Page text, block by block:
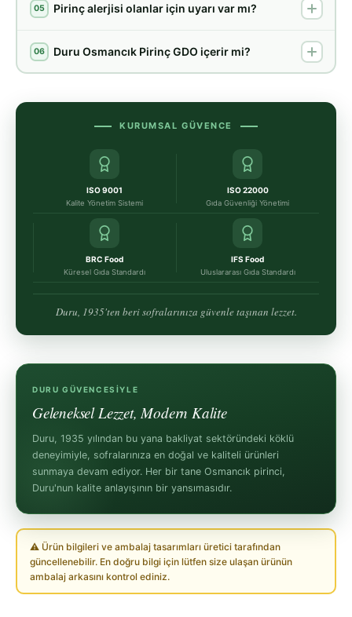
05 Pirinç alerjisi olanlar için uyarı var mı?
06 Duru Osmancık Pirinç GDO içerir mi?
KURUMSAL GÜVENCE
ISO 9001
Kalite Yönetim Sistemi
ISO 22000
Gıda Güvenliği Yönetimi
BRC Food
Küresel Gıda Standardı
IFS Food
Uluslararası Gıda Standardı
Duru, 1935'ten beri sofralarınıza güvenle taşınan lezzet.
DURU GÜVENCESIYLE
Geleneksel Lezzet, Modern Kalite
Duru, 1935 yılından bu yana bakliyat sektöründeki köklü
deneyimiyle, sofralarınıza en doğal ve kaliteli ürünleri
sunmaya devam ediyor. Her bir tane Osmancık pirinci,
Duru'nun kalite anlayışının bir yansımasıdır.
⚠ Ürün bilgileri ve ambalaj tasarımları üretici tarafından
güncellenebilir. En doğru bilgi için lütfen size ulaşan ürünün
ambalaj arkasını kontrol ediniz.